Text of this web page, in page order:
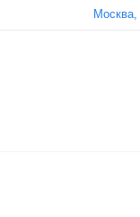
Москва,